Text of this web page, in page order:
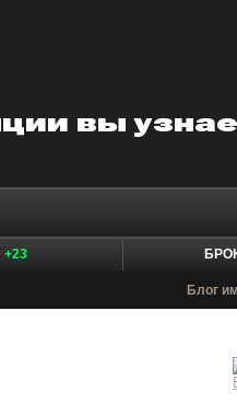
+23
Блог